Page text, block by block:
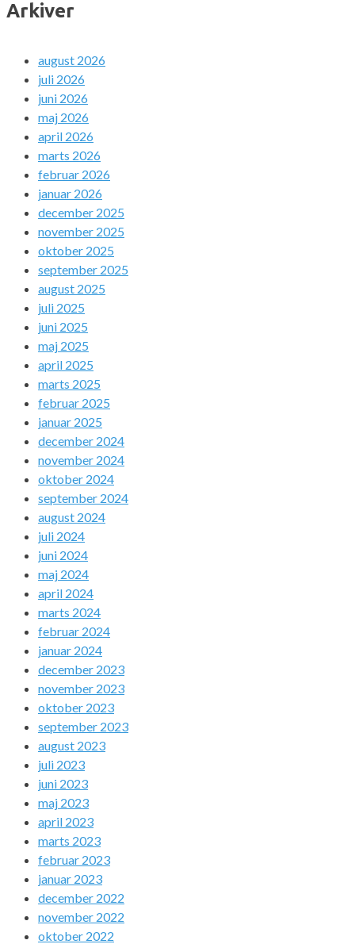
Arkiver
august 2026
juli 2026
juni 2026
maj 2026
april 2026
marts 2026
februar 2026
januar 2026
december 2025
november 2025
oktober 2025
september 2025
august 2025
juli 2025
juni 2025
maj 2025
april 2025
marts 2025
februar 2025
januar 2025
december 2024
november 2024
oktober 2024
september 2024
august 2024
juli 2024
juni 2024
maj 2024
april 2024
marts 2024
februar 2024
januar 2024
december 2023
november 2023
oktober 2023
september 2023
august 2023
juli 2023
juni 2023
maj 2023
april 2023
marts 2023
februar 2023
januar 2023
december 2022
november 2022
oktober 2022